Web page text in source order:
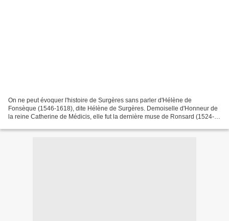
On ne peut évoquer l'histoire de Surgères sans parler d'Hélène de
Fonsèque (1546-1618), dite Hélène de Surgères. Demoiselle d'Honneur de
la reine Catherine de Médicis, elle fut la dernière muse de Ronsard (1524-